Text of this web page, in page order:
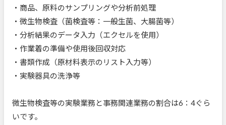
・商品、原料のサンプリングや分析前処理
・微生物検査（菌検査等：一般生菌、大腸菌等）
・分析結果のデータ入力（エクセルを使用）
・作業着の準備や使用後回収対応
・書類作成（原材料表示のリスト入力等）
・実験器具の洗浄等
微生物検査等の実験業務と事務関連業務の割合は6：4ぐら
いです。